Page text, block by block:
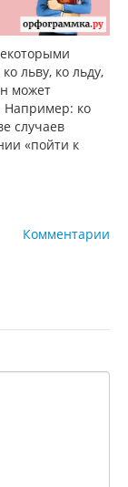
льву, ко льду,
может
Например: ко
случаев
«пойти к
Комментарии